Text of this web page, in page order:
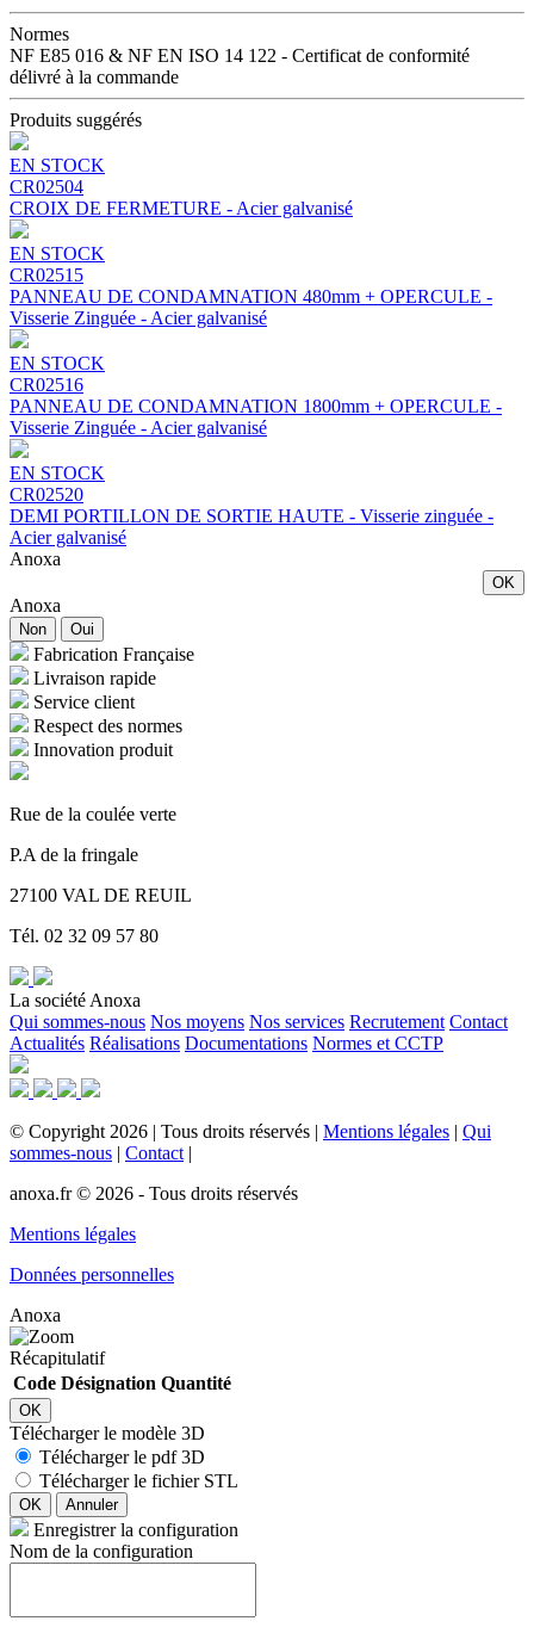
Normes
NF E85 016 & NF EN ISO 14 122 - Certificat de conformité
délivré à la commande
Produits suggérés
EN STOCK
CR02504
CROIX DE FERMETURE - Acier galvanisé
EN STOCK
CR02515
PANNEAU DE CONDAMNATION 480mm + OPERCULE -
Visserie Zinguée - Acier galvanisé
EN STOCK
CR02516
PANNEAU DE CONDAMNATION 1800mm + OPERCULE -
Visserie Zinguée - Acier galvanisé
EN STOCK
CR02520
DEMI PORTILLON DE SORTIE HAUTE - Visserie zinguée -
Acier galvanisé
Anoxa
OK
Anoxa
Non Oui
Fabrication Française
Livraison rapide
Service client
Respect des normes
Innovation produit
Rue de la coulée verte
P.A de la fringale
27100 VAL DE REUIL
Tél. 02 32 09 57 80
La société Anoxa
Qui sommes-nous Nos moyens Nos services Recrutement Contact
Actualités Réalisations Documentations Normes et CCTP
© Copyright 2026 | Tous droits réservés | Mentions légales | Qui
sommes-nous | Contact |
anoxa.fr © 2026 - Tous droits réservés
Mentions légales
Données personnelles
Anoxa
Récapitulatif
Code Désignation Quantité
OK
Télécharger le modèle 3D
Télécharger le pdf 3D
Télécharger le fichier STL
OK Annuler
Enregistrer la configuration
Nom de la configuration